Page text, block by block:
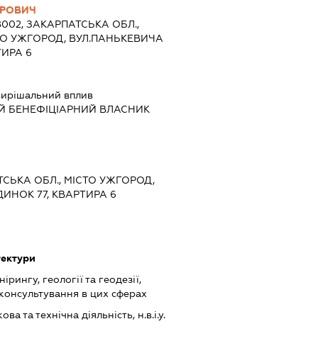
ЗАКАРПАТСЬКА ОБЛ.,
УЖГОРОД, ВУЛ.ПАНЬКЕВИЧА
6
вплив
БЕНЕФІЦІАРНИЙ ВЛАСНИК
ОБЛ., МІСТО УЖГОРОД,
77, КВАРТИРА 6
геології та геодезії,
в цих сферах
та технічна діяльність, н.в.і.у.